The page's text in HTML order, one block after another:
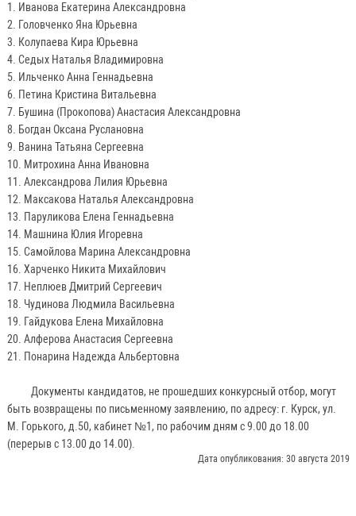
1. Иванова Екатерина Александровна
2. Головченко Яна Юрьевна
3. Колупаева Кира Юрьевна
4. Седых Наталья Владимировна
5. Ильченко Анна Геннадьевна
6. Петина Кристина Витальевна
7. Бушина (Прокопова) Анастасия Александровна
8. Богдан Оксана Руслановна
9. Ванина Татьяна Сергеевна
10. Митрохина Анна Ивановна
11. Александрова Лилия Юрьевна
12. Максакова Наталья Александровна
13. Паруликова Елена Геннадьевна
14. Машнина Юлия Игоревна
15. Самойлова Марина Александровна
16. Харченко Никита Михайлович
17. Неплюев Дмитрий Сергеевич
18. Чудинова Людмила Васильевна
19. Гайдукова Елена Михайловна
20. Алферова Анастасия Сергеевна
21. Понарина Надежда Альбертовна
Документы кандидатов, не прошедших конкурсный отбор, могут
быть возвращены по письменному заявлению, по адресу: г. Курск, ул.
М. Горького, д.50, кабинет №1, по рабочим дням с 9.00 до 18.00
(перерыв с 13.00 до 14.00).
Дата опубликования: 30 августа 2019